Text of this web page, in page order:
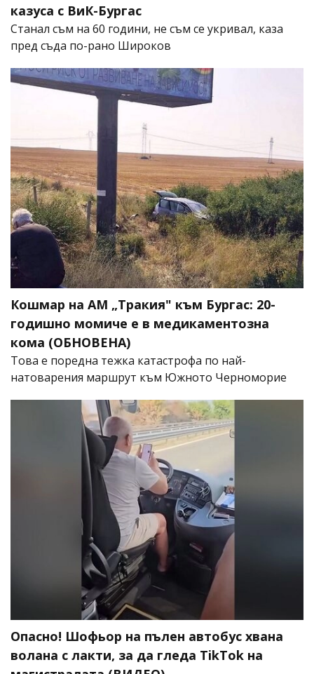
казуса с ВиК-Бургас
Станал съм на 60 години, не съм се укривал, каза
пред съда по-рано Широков
Кошмар на АМ „Тракия" към Бургас: 20-
годишно момиче е в медикаментозна
кома (ОБНОВЕНА)
Това е поредна тежка катастрофа по най-
натоварения маршрут към Южното Черноморие
Опасно! Шофьор на пълен автобус хвана
волана с лакти, за да гледа TikTok на